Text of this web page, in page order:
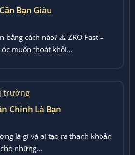
Bạn Giàu
bằng cách nào? ⚠️ ZRO Fast –
muốn thoát khỏi...
Chính Là Bạn
là gì và ai tạo ra thanh khoản
những...